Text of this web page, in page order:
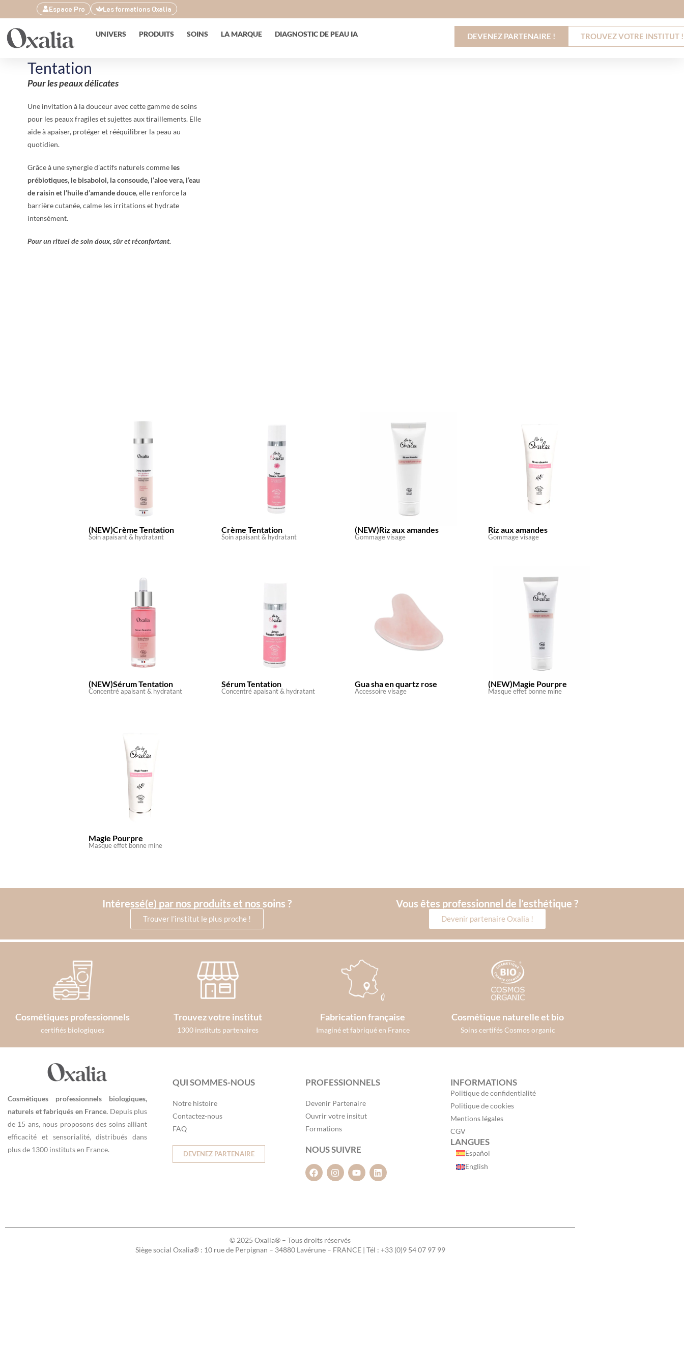
Espace Pro Les formations Oxalia
UNIVERS PRODUITS SOINS LA MARQUE DIAGNOSTIC DE PEAU IA DEVENEZ PARTENAIRE ! TROUVEZ VOTRE INSTITUT !
Tentation
Pour les peaux délicates
Une invitation à la douceur avec cette gamme de soins
pour les peaux fragiles et sujettes aux tiraillements. Elle
aide à apaiser, protéger et rééquilibrer la peau au
quotidien.
Grâce à une synergie d’actifs naturels comme les
prébiotiques, le bisabolol, la consoude, l’aloe vera, l’eau
de raisin et l’huile d’amande douce, elle renforce la
barrière cutanée, calme les irritations et hydrate
intensément.
Pour un rituel de soin doux, sûr et réconfortant.
(NEW)Crème Tentation
Soin apaisant & hydratant
Crème Tentation
Soin apaisant & hydratant
(NEW)Riz aux amandes
Gommage visage
Riz aux amandes
Gommage visage
(NEW)Sérum Tentation
Concentré apaisant & hydratant
Sérum Tentation
Concentré apaisant & hydratant
Gua sha en quartz rose
Accessoire visage
(NEW)Magie Pourpre
Masque effet bonne mine
Magie Pourpre
Masque effet bonne mine
Intéressé(e) par nos produits et nos soins ?
Trouver l'institut le plus proche !
Vous êtes professionnel de l’esthétique ?
Devenir partenaire Oxalia !
Cosmétiques professionnels
certifiés biologiques
Trouvez votre institut
1300 instituts partenaires
Fabrication française
Imaginé et fabriqué en France
Cosmétique naturelle et bio
Soins certifés Cosmos organic
Cosmétiques professionnels biologiques,
naturels et fabriqués en France. Depuis plus
de 15 ans, nous proposons des soins alliant
efficacité et sensorialité, distribués dans
plus de 1300 instituts en France.
QUI SOMMES-NOUS
Notre histoire
Contactez-nous
FAQ
DEVENEZ PARTENAIRE
PROFESSIONNELS
Devenir Partenaire
Ouvrir votre insitut
Formations
NOUS SUIVRE
INFORMATIONS
Politique de confidentialité
Politique de cookies
Mentions légales
CGV
LANGUES
Español
English
© 2025 Oxalia® – Tous droits réservés
Siège social Oxalia® : 10 rue de Perpignan – 34880 Lavérune – FRANCE | Tél : +33 (0)9 54 07 97 99